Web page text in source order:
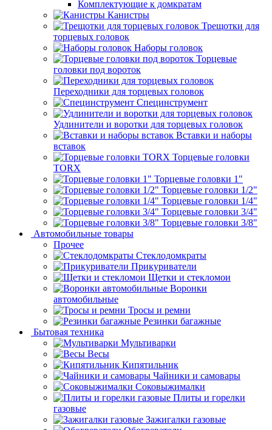
Комплектующие к домкратам
Канистры
Трещотки для
торцевых головок
Наборы головок
Торцевые
головки под вороток
Переходники для торцевых головок
Специнструмент
Удлинители и воротки для торцевых головок
Вставки и наборы
вставок
Торцевые головки
TORX
Торцевые головки 1"
Торцевые головки 1/2"
Торцевые головки 1/4"
Торцевые головки 3/4"
Торцевые головки 3/8"
Автомобильные товары
Прочее
Стеклодомкраты
Прикуриватели
Щетки и стекломои
Воронки
автомобильные
Тросы и ремни
Резинки багажные
Бытовая техника
Мультиварки
Весы
Кипятильник
Чайники и самовары
Соковыжималки
Плиты и горелки
газовые
Зажигалки газовые